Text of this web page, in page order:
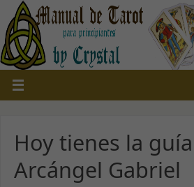
Hoy tienes la
Arcángel Gabriel